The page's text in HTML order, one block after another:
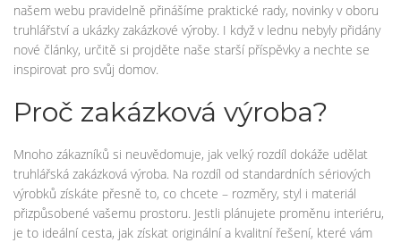
našem webu pravidelně přinášíme praktické rady, novinky v oboru
truhlářství a ukázky zakázkové výroby. I když v lednu nebyly přidány
nové články, určitě si projděte naše starší příspěvky a nechte se
inspirovat pro svůj domov.
Proč zakázková výroba?
Mnoho zákazníků si neuvědomuje, jak velký rozdíl dokáže udělat
truhlářská zakázková výroba. Na rozdíl od standardních sériových
výrobků získáte přesně to, co chcete – rozměry, styl i materiál
přizpůsobené vašemu prostoru. Jestli plánujete proměnu interiéru,
je to ideální cesta, jak získat originální a kvalitní řešení, které vám